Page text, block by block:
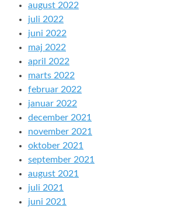
august 2022
juli 2022
juni 2022
maj 2022
april 2022
marts 2022
februar 2022
januar 2022
december 2021
november 2021
oktober 2021
september 2021
august 2021
juli 2021
juni 2021